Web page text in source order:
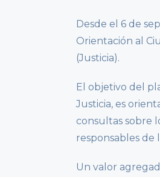
Desde el 6 de
Orientación al
(Justicia).
El objetivo del
Justicia, es
consultas sobre
responsables de
Un valor